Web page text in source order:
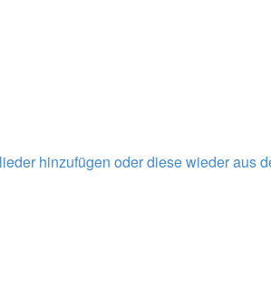
hinzufügen oder diese wieder aus